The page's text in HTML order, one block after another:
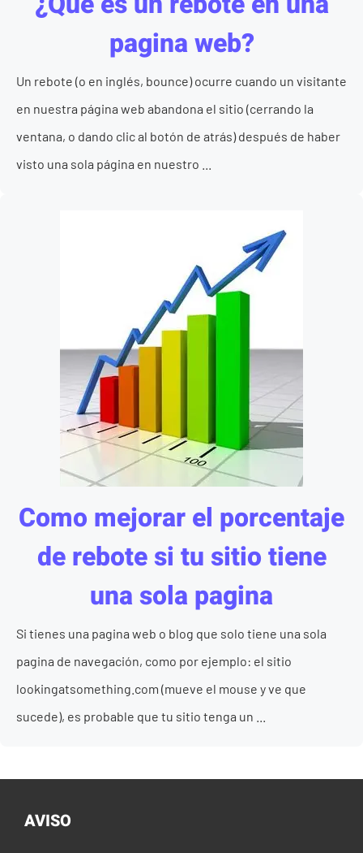
pagina web?
Un rebote (o en inglés, bounce) ocurre cuando un visitante
en nuestra página web abandona el sitio (cerrando la
ventana, o dando clic al botón de atrás) después de haber
visto una sola página en nuestro ...
Como mejorar el porcentaje
de rebote si tu sitio tiene
una sola pagina
Si tienes una pagina web o blog que solo tiene una sola
pagina de navegación, como por ejemplo: el sitio
lookingatsomething.com (mueve el mouse y ve que
sucede), es probable que tu sitio tenga un ...
AVISO